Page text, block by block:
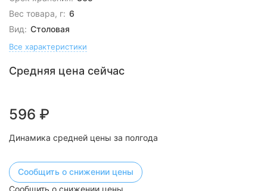
Вес товара, г: 6
Вид: Столовая
Все характеристики
Средняя цена сейчас
596 ₽
Динамика средней цены за полгода
Сообщить о снижении цены
Сообщить о снижении цены